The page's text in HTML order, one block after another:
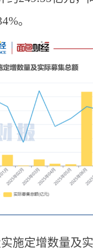
。
施定增数量及